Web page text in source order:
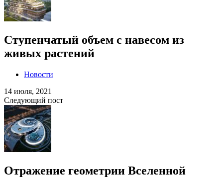
Ступенчатый объем с навесом из
живых растений
Новости
14 июля, 2021
Следующий пост
Отражение геометрии Вселенной